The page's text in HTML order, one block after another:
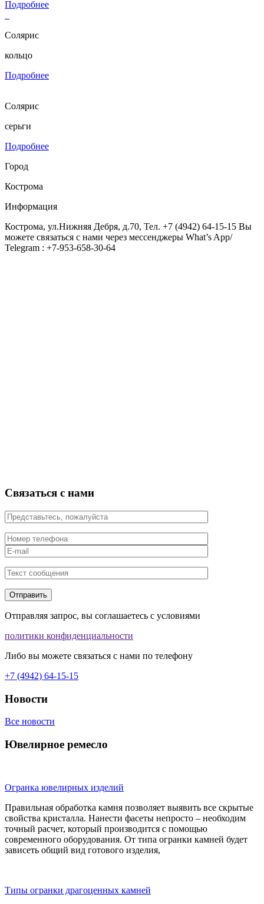
Подробнее
Солярис
кольцо
Подробнее
Солярис
серьги
Подробнее
Город
Кострома
Информация
Кострома, ул.Нижняя Дебря, д.70, Тел. +7 (4942) 64-15-15 Вы
можете связаться с нами через мессенджеры What’s App/
Telegram : +7-953-658-30-64
Связаться с нами
Отправляя запрос, вы соглашаетесь с условиями
политики конфиденциальности
Либо вы можете связаться с нами по телефону
+7 (4942) 64-15-15
Новости
Все новости
Ювелирное ремесло
Огранка ювелирных изделий
Правильная обработка камня позволяет выявить все скрытые
свойства кристалла. Нанести фасеты непросто – необходим
точный расчет, который производится с помощью
современного оборудования. От типа огранки камней будет
зависеть общий вид готового изделия,
Типы огранки драгоценных камней